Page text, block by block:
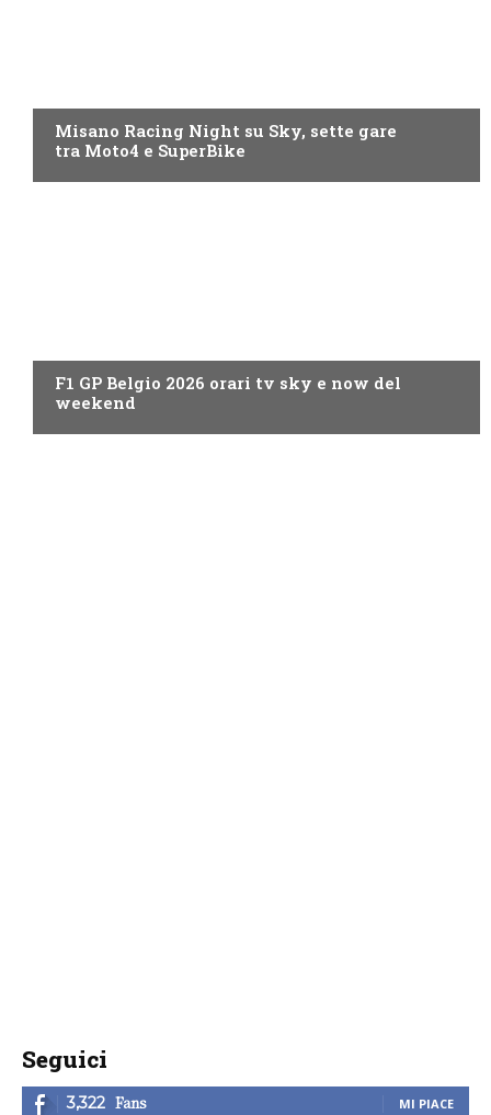
Misano Racing Night su Sky, sette gare
tra Moto4 e SuperBike
F1 GP Belgio 2026 orari tv sky e now del
weekend
Seguici
3,322 Fans MI PIACE